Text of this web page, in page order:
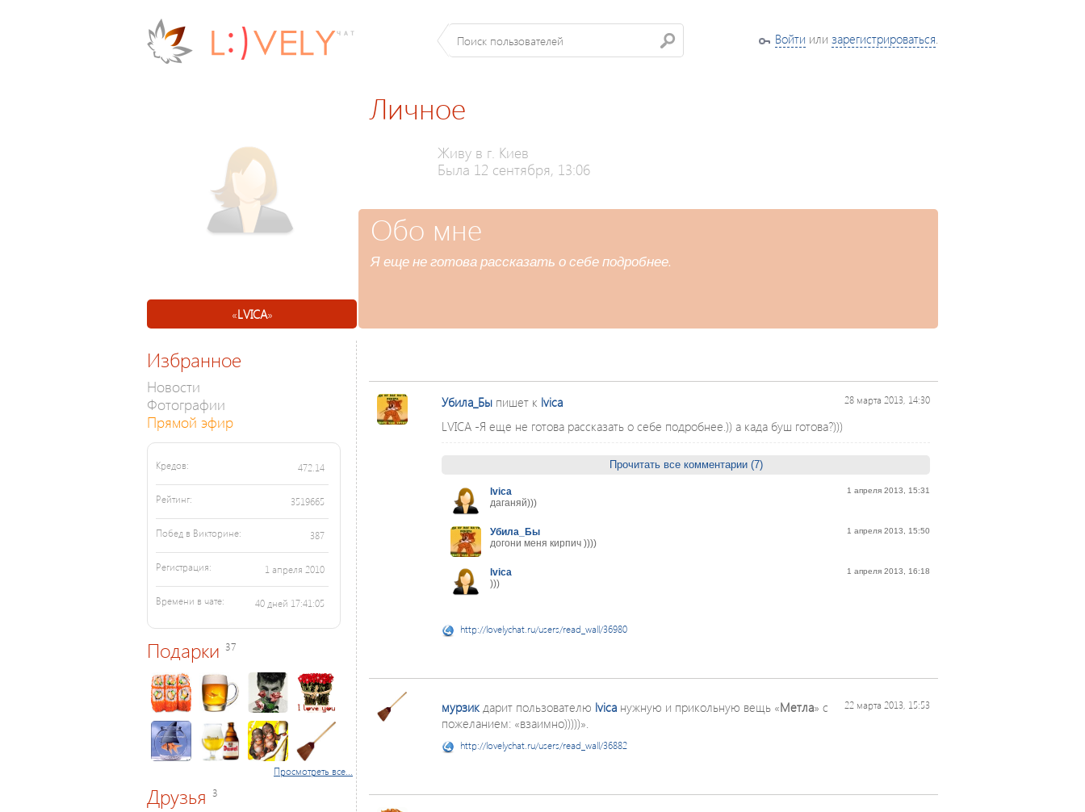
Войти или зарегистрироваться.
«LVICA»
Личное
Живу в г. Киев
Была 12 сентября, 13:06
Обо мне
Я еще не готова рассказать о себе подробнее.
Избранное
Новости
Фотографии
Прямой эфир
Кредов: 472.14
Рейтинг: 3519665
Побед в Викторине: 387
Регистрация: 1 апреля 2010
Времени в чате: 40 дней 17:41:05
Подарки 37
Просмотреть все...
Друзья 3
Убила_Бы пишет к lvica 28 марта 2013, 14:30
LVICA -Я еще не готова рассказать о себе подробнее.)) а када буш готова?)))
Прочитать все комментарии (7)
lvica
даганяй)))
1 апреля 2013, 15:31
Убила_Бы
догони меня кирпич ))))
1 апреля 2013, 15:50
lvica
)))
1 апреля 2013, 16:18
http://lovelychat.ru/users/read_wall/36980
22 марта 2013, 15:53
мурзик дарит пользователю lvica нужную и прикольную вещь «Метла» с
пожеланием: «взаимно)))))».
http://lovelychat.ru/users/read_wall/36882